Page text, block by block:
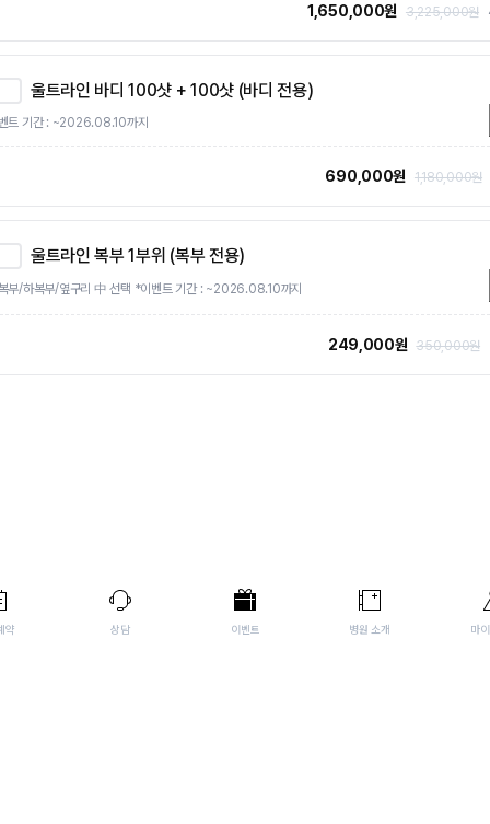
1,650,000원 3,225,000원
울트라인 바디 100샷 + 100샷 (바디 전용)
트 기간 : ~2026.08.10까지
690,000원 1,180,000원
울트라인 복부 1부위 (복부 전용)
부/하복부/옆구리 中 선택 *이벤트 기간 : ~2026.08.10까지
249,000원 350,000원
약 상담 이벤트 병원 소개 마